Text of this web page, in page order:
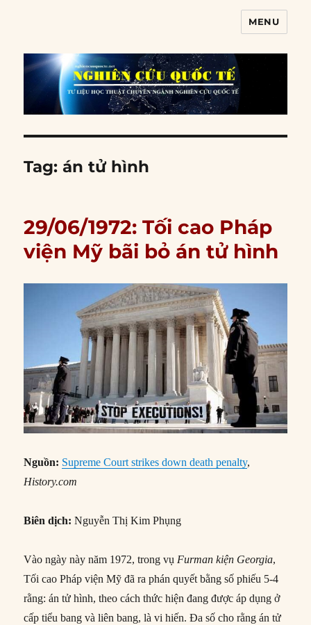
MENU
Tag:án tử hình
29/06/1972: Tối cao Pháp
viện Mỹ bãi bỏ án tử hình
Nguồn: Supreme Court strikes down death penalty,
History.com
Biên dịch:Nguyễn Thị Kim Phụng
Vào ngày này năm 1972, trong vụ Furman kiện Georgia,
Tối cao Pháp viện Mỹ đã ra phán quyết bằng số phiếu 5-4
rằng: án tử hình, theo cách thức hiện đang được áp dụng ở
cấp tiểu bang và liên bang, là vi hiến. Đa số cho rằng án tử